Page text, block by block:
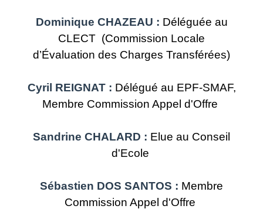
Dominique CHAZEAU : Déléguée au
CLECT (Commission Locale
d’Évaluation des Charges Transférées)
Cyril REIGNAT : Délégué au EPF-SMAF,
Membre Commission Appel d'Offre
Sandrine CHALARD : Elue au Conseil
d'Ecole
Sébastien DOS SANTOS : Membre
Commission Appel d'Offre